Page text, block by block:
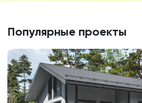
Популярные проекты